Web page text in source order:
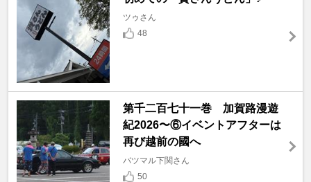
ツゥさん
48
第千二百七十一巻 加賀路漫遊
紀2026〜⑥イベントアフターは
再び越前の國へ
バツマル下関さん
50